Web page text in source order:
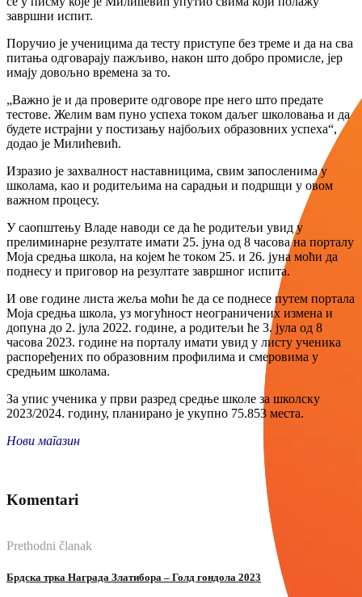
завршни испит.
Поручио је ученицима да тесту приступе без треме и да на сва
питања одговарају пажљиво, након што добро промисле, јер
имају довољно времена за то.
„Важно је и да проверите одговоре пре него што предате
тестове. Желим вам пуно успеха током даљег школовања и да
будете истрајни у постизању најбољих образовних успеха“,
додао је Милићевић.
Изразио је захвалност наставницима, свим запосленима у
школама, као и родитељима на сарадњи и подршци у овом
важном процесу.
У саопштењу Владе наводи се да ће родитељи увид у
прелиминарне резултате имати 25. јуна од 8 часова на порталу
Моја средња школа, на којем ће током 25. и 26. јуна моћи да
поднесу и приговор на резултате завршног испита.
И ове године листа жеља моћи ће да се поднесе путем портала
Моја средња школа, уз могућност неограничених измена и
допуна до 2. јула 2022. године, а родитељи ће 3. јула од 8
часова 2023. године на порталу имати увид у листу ученика
распоређених по образовним профилима и смеровима у
средњим школама.
За упис ученика у први разред средње школе за школску
2023/2024. годину, планирано је укупно 75.853 места.
Нови магазин
Komentari
Prethodni članak
Брдска трка Награда Златибора – Голд гондола 2023